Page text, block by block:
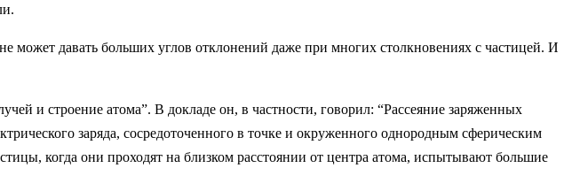
может давать больших углов отклонений даже при многих столкновениях с частицей. И
и строение атома”. В докладе он, в частности, говорил: “Рассеяние заряженных
заряда, сосредоточенного в точке и окруженного однородным сферическим
когда они проходят на близком расстоянии от центра атома, испытывают большие